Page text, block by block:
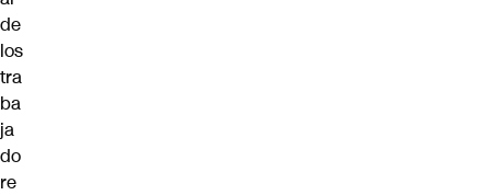
de
los
tra
ba
ja
do
re